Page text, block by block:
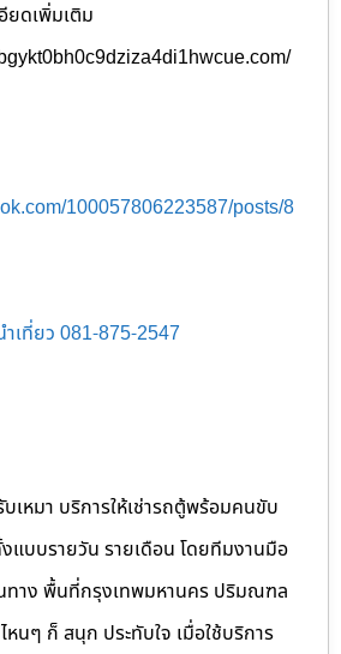
ยดเพิ่มเติม
100057806223587/posts/8
เที่ยว 081-875-2547
เหมา บริการให้เช่ารถตู้พร้อมคนขับ
แบบรายวัน รายเดือน โดยทีมงานมือ
ทาง พื้นที่กรุงเทพมหานคร ปริมณฑล
หนๆ ก็ สนุก ประทับใจ เมื่อใช้บริการ